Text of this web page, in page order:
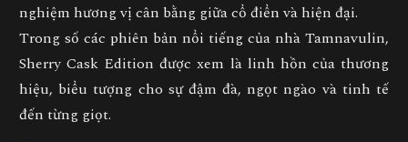
nghiệm hương vị cân bằng giữa cổ điển và hiện đại.
Trong số các phiên bản nổi tiếng của nhà Tamnavulin,
Sherry Cask Edition được xem là linh hồn của thương
hiệu, biểu tượng cho sự đậm đà, ngọt ngào và tinh tế
đến từng giọt.